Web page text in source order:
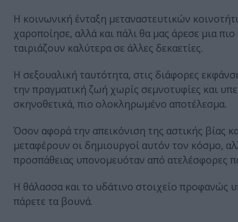
Η κοινωνική ένταξη μεταναστευτικών
χαροποίησε, αλλά και πάλι θα μας άρεσε μια
ταιριάζουν καλύτερα σε άλλες δεκαετίες.
Η σεξουαλική ταυτότητα, στις διάφορες
την πραγματική ζωή χωρίς σεμνοτυφίες και
σκηνοθετικά, πιο ολοκληρωμένο αποτέλεσμα.
Όσον αφορά την απεικόνιση της αστικής βίας
μεταφέρουν οι δημιουργοί αυτόν τον κόσμο,
προσπάθειας υπονομευόταν από ατελέσφορες
Η θάλασσα και το υδάτινο στοιχείο προφανώς
πάρετε τα βουνά.